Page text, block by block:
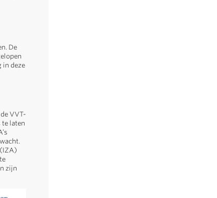
De
in deze
VVT-
te laten
zijn